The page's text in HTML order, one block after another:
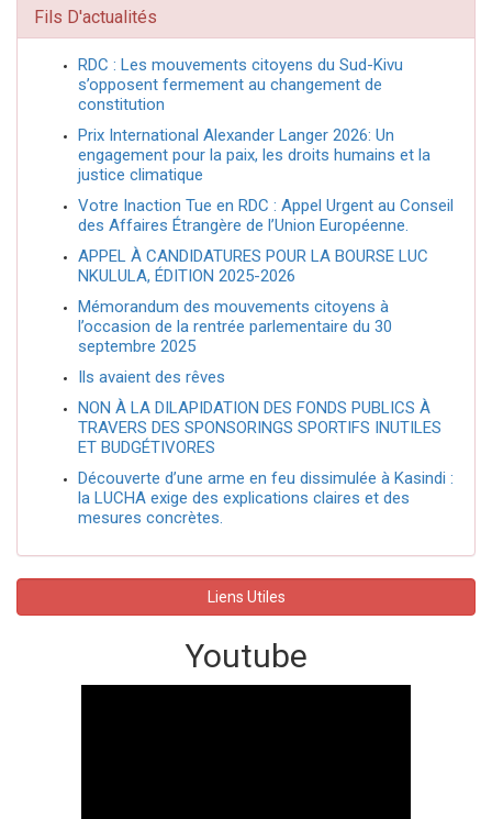
Fils D'actualités
RDC : Les mouvements citoyens du Sud-Kivu
s’opposent fermement au changement de
constitution
Prix International Alexander Langer 2026: Un
engagement pour la paix, les droits humains et la
justice climatique
Votre Inaction Tue en RDC : Appel Urgent au Conseil
des Affaires Étrangère de l’Union Européenne.
APPEL À CANDIDATURES POUR LA BOURSE LUC
NKULULA, ÉDITION 2025-2026
Mémorandum des mouvements citoyens à
l’occasion de la rentrée parlementaire du 30
septembre 2025
Ils avaient des rêves
NON À LA DILAPIDATION DES FONDS PUBLICS À
TRAVERS DES SPONSORINGS SPORTIFS INUTILES
ET BUDGÉTIVORES
Découverte d’une arme en feu dissimulée à Kasindi :
la LUCHA exige des explications claires et des
mesures concrètes.
Liens Utiles
Youtube